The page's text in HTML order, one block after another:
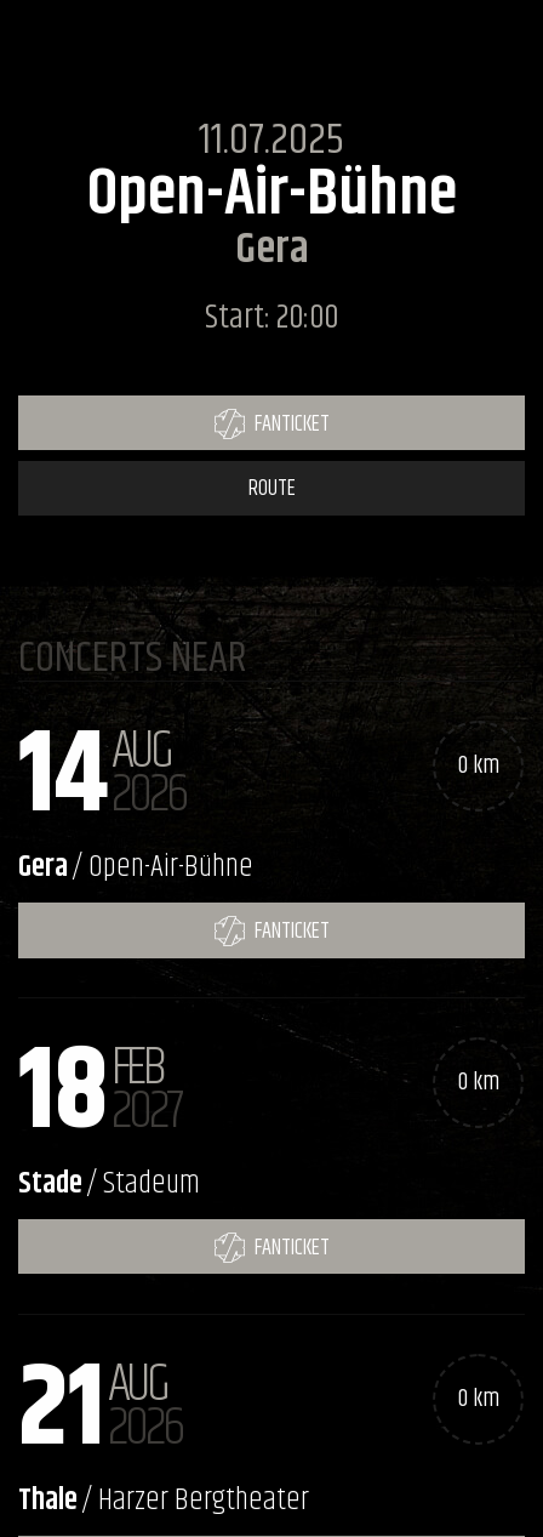
11.07.2025
Open-Air-Bühne
Gera
Start: 20:00
FANTICKET
ROUTE
CONCERTS NEAR
14AUG
2026 0 km
Gera/ Open-Air-Bühne
FANTICKET
18FEB
2027 0 km
Stade/ Stadeum
FANTICKET
21AUG
2026 0 km
Thale/ Harzer Bergtheater